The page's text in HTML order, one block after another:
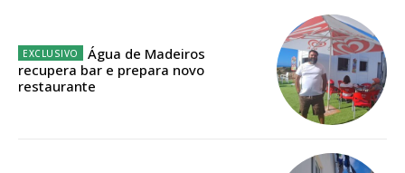
12 meses
Água de Madeiros
recupera bar e prepara novo
restaurante